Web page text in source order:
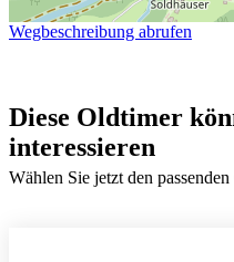
Wegbeschreibung abrufen
Diese Oldtimer
interessieren
Wählen Sie jetzt den